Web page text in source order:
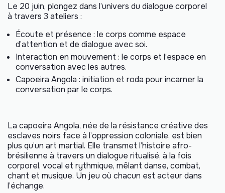
Le 20 juin, plongez dans l’univers du dialogue corporel
à travers 3 ateliers :
Écoute et présence : le corps comme espace
d’attention et de dialogue avec soi.
Interaction en mouvement : le corps et l’espace en
conversation avec les autres.
Capoeira Angola : initiation et roda pour incarner la
conversation par le corps.
La capoeira Angola, née de la résistance créative des
esclaves noirs face à l’oppression coloniale, est bien
plus qu’un art martial. Elle transmet l’histoire afro-
brésilienne à travers un dialogue ritualisé, à la fois
corporel, vocal et rythmique, mêlant danse, combat,
chant et musique. Un jeu où chacun est acteur dans
l’échange.